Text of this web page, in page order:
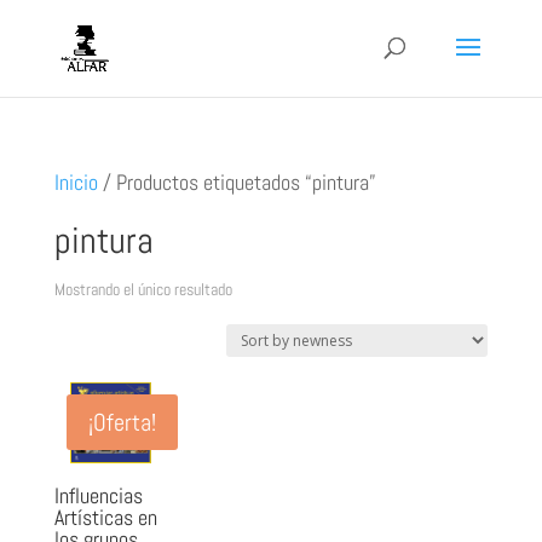
Inicio / Productos etiquetados “pintura”
pintura
Mostrando el único resultado
¡Oferta!
Influencias
Artísticas en